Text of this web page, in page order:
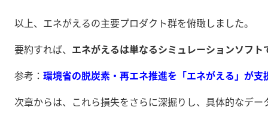
以上、エネがえるの主要プロダクト群を俯瞰しました。
要約すれば、 エネがえるは単なるシミュレーションソフ
参考： 環境省の脱炭素・再エネ推進を「エネがえる」が
次章からは、これら損失をさらに深掘りし、具体的なデー